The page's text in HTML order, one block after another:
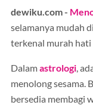
dewiku.com -
selamanya mudah
terkenal murah hati
Dalamastrologi ,
menolong sesama.
bersedia membagi